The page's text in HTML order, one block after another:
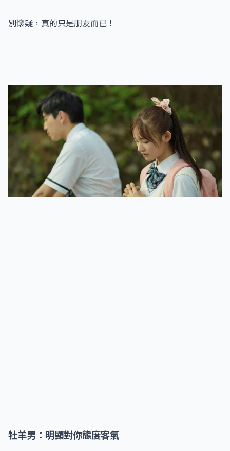
別懷疑，真的只是朋友而已！
牡羊男：明顯對你態度客氣